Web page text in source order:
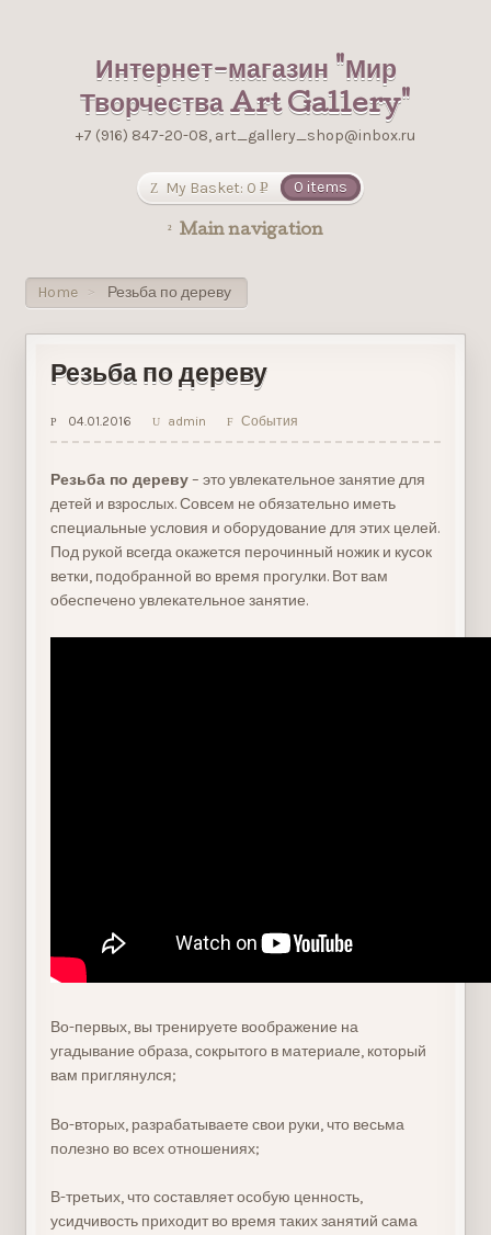
Интернет-магазин "Мир
Творчества Art Gallery"
+7 (916) 847-20-08, art_gallery_shop@inbox.ru
My Basket: 0Р
0 items
Main navigation
Home > Резьба по дереву
Резьба по дереву
04.01.2016 admin События
Резьба по дереву– это увлекательное занятие для
детей и взрослых. Совсем не обязательно иметь
специальные условия и оборудование для этих целей.
Под рукой всегда окажется перочинный ножик и кусок
ветки, подобранной во время прогулки. Вот вам
обеспечено увлекательное занятие.
Во-первых, вы тренируете воображение на
угадывание образа, сокрытого в материале, который
вам приглянулся;
Во-вторых, разрабатываете свои руки, что весьма
полезно во всех отношениях;
В-третьих, что составляет особую ценность,
усидчивость приходит во время таких занятий сама